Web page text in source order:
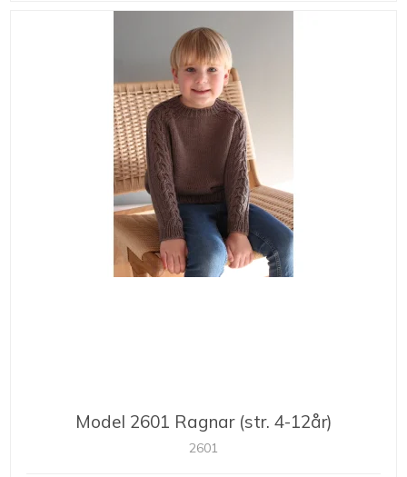
Model 2601 Ragnar (str. 4-12år)
2601